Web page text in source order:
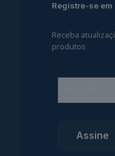
Registre-se
Receba
produtos